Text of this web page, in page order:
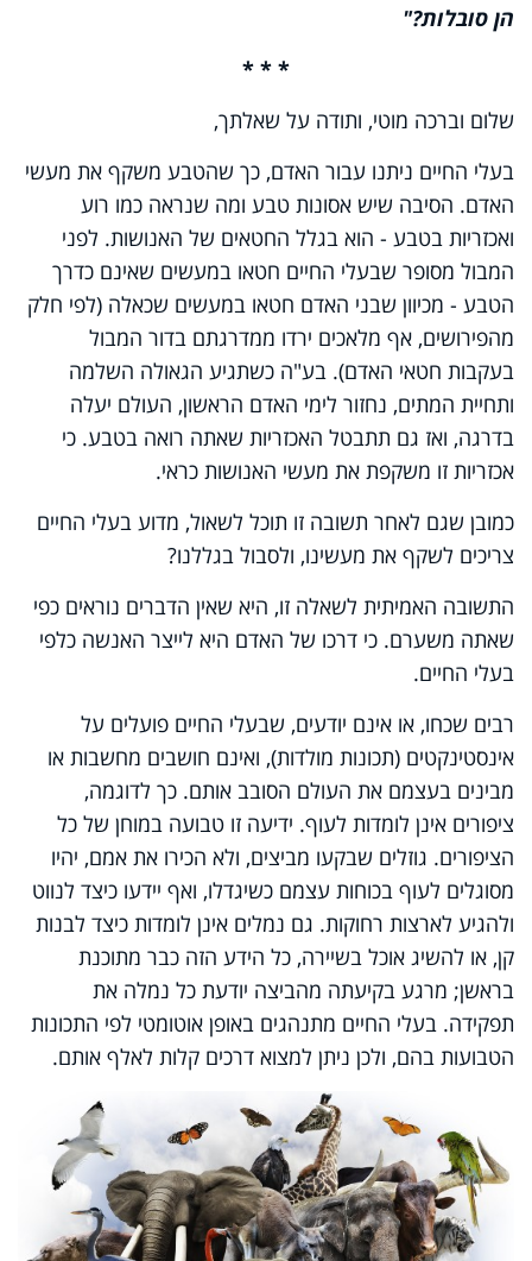
הן סובלות?"
* * *
שלום וברכה מוטי, ותודה על שאלתך,
בעלי החיים ניתנו עבור האדם, כך שהטבע משקף את מעשי
האדם. הסיבה שיש אסונות טבע ומה שנראה כמו רוע
ואכזריות בטבע - הוא בגלל החטאים של האנושות. לפני
המבול מסופר שבעלי החיים חטאו במעשים שאינם כדרך
הטבע - מכיוון שבני האדם חטאו במעשים שכאלה (לפי חלק
מהפירושים, אף מלאכים ירדו ממדרגתם בדור המבול
בעקבות חטאי האדם). בע"ה כשתגיע הגאולה השלמה
ותחיית המתים, נחזור לימי האדם הראשון, העולם יעלה
בדרגה, ואז גם תתבטל האכזריות שאתה רואה בטבע. כי
אכזריות זו משקפת את מעשי האנושות כראי.
כמובן שגם לאחר תשובה זו תוכל לשאול, מדוע בעלי החיים
צריכים לשקף את מעשינו, ולסבול בגללנו?
התשובה האמיתית לשאלה זו, היא שאין הדברים נוראים כפי
שאתה משערם. כי דרכו של האדם היא לייצר האנשה כלפי
בעלי החיים.
רבים שכחו, או אינם יודעים, שבעלי החיים פועלים על
אינסטינקטים (תכונות מולדות), ואינם חושבים מחשבות או
מבינים בעצמם את העולם הסובב אותם. כך לדוגמה,
ציפורים אינן לומדות לעוף. ידיעה זו טבועה במוחן של כל
הציפורים. גוזלים שבקעו מביצים, ולא הכירו את אמם, יהיו
מסוגלים לעוף בכוחות עצמם כשיגדלו, ואף יידעו כיצד לנווט
ולהגיע לארצות רחוקות. גם נמלים אינן לומדות כיצד לבנות
קן, או להשיג אוכל בשיירה, כל הידע הזה כבר מתוכנת
בראשן; מרגע בקיעתה מהביצה יודעת כל נמלה את
תפקידה. בעלי החיים מתנהגים באופן אוטומטי לפי התכונות
הטבועות בהם, ולכן ניתן למצוא דרכים קלות לאלף אותם.